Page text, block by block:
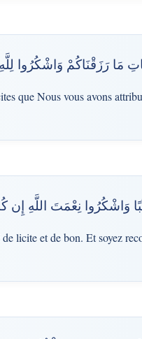
مَا رَزَقْنَاكُمْ وَاشْكُرُوا
que Nous vous avons
وَاشْكُرُوا نِعْمَتَ اللَّهِ إِن
licite et de bon. Et soyez